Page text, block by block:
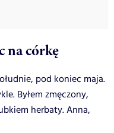
na córkę
pod koniec maja.
Byłem zmęczony,
herbaty. Anna,